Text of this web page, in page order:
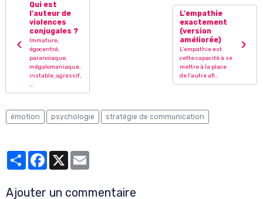
Qui est
l'auteur de
violences
conjugales ?
Immature,
égocentré,
paranoïaque,
mégalomaniaque,
instable, agressif,
...
L'empathie
exactement
(version
améliorée)
L’empathie est
cette capacité à se
mettre à la place
de l’autre afi...
émotion psychologie stratégie de communication
PartagerFacebook
X
Ajouter un commentaire